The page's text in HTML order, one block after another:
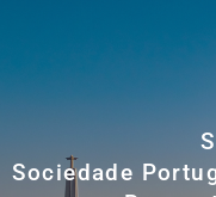
Sociedade